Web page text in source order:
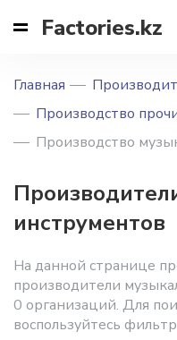
Factories.kz
Главная
Производство
Производство
инструментов
На данной странице
производители
0 организаций. Для
воспользуйтесь